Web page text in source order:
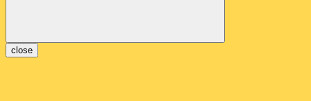
close